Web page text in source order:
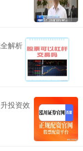
解析
投资效